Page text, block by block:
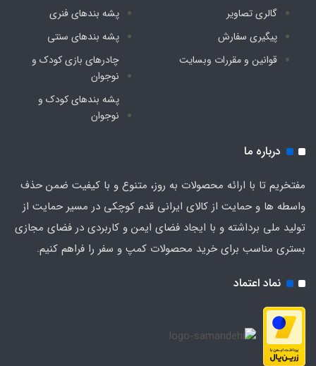
نماد اعتماد
گالری تصاویر
پیگیری سفارش
قوانین و مقررات وبسایت
پشه‌ بندهای فنری
پشه‌ بندهای سنتی
چادرهای بازی کودک و
نوجوان
پشه‌ بندهای کودک و
نوجوان
درباره ما
مفتخریم تا با ارائه محصولات به روز، متنوع و با کیفیت ضمن حذف
واسطه ها و حمایت از کالای ایرانی قدم کوچکی در مسیر حمایت از
تولید ملی برداشته و با ایجاد فضای ایمن و کاربردی در فضای مجازی
بستری مناسب برای خرید محصولات کمپ و سفر را فراهم کنیم.